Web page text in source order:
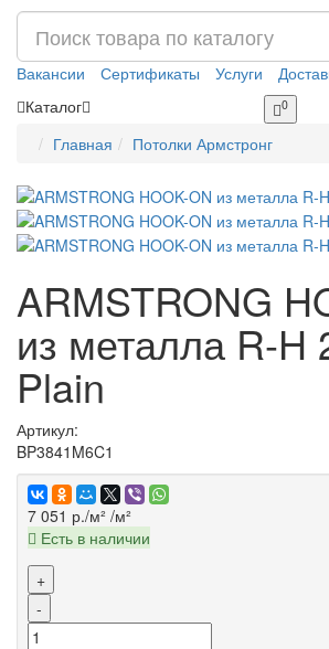
Вакансии Сертификаты Услуги
Каталог
0
Главная Потолки Армстронг
ARMSTRONG
из металла R-H
Plain
Артикул:
BP3841M6C1
7 051 р./м² /м²
Есть в наличии
+
-